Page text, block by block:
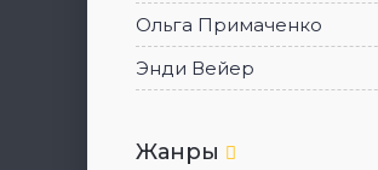
Ольга Примаченко
Энди Вейер
Жанры